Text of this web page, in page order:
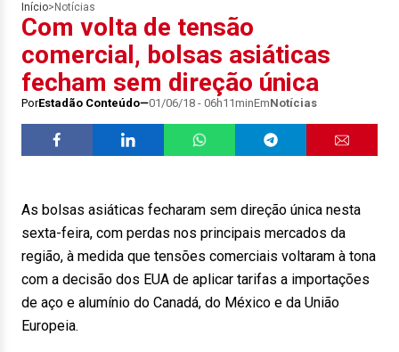
Início> Notícias
Com volta de tensão
comercial, bolsas asiáticas
fecham sem direção única
PorEstadão Conteúdo 01/06/18 - 06h11minEmNotícias
As bolsas asiáticas fecharam sem direção única nesta
sexta-feira, com perdas nos principais mercados da
região, à medida que tensões comerciais voltaram à tona
com a decisão dos EUA de aplicar tarifas a importações
de aço e alumínio do Canadá, do México e da União
Europeia.